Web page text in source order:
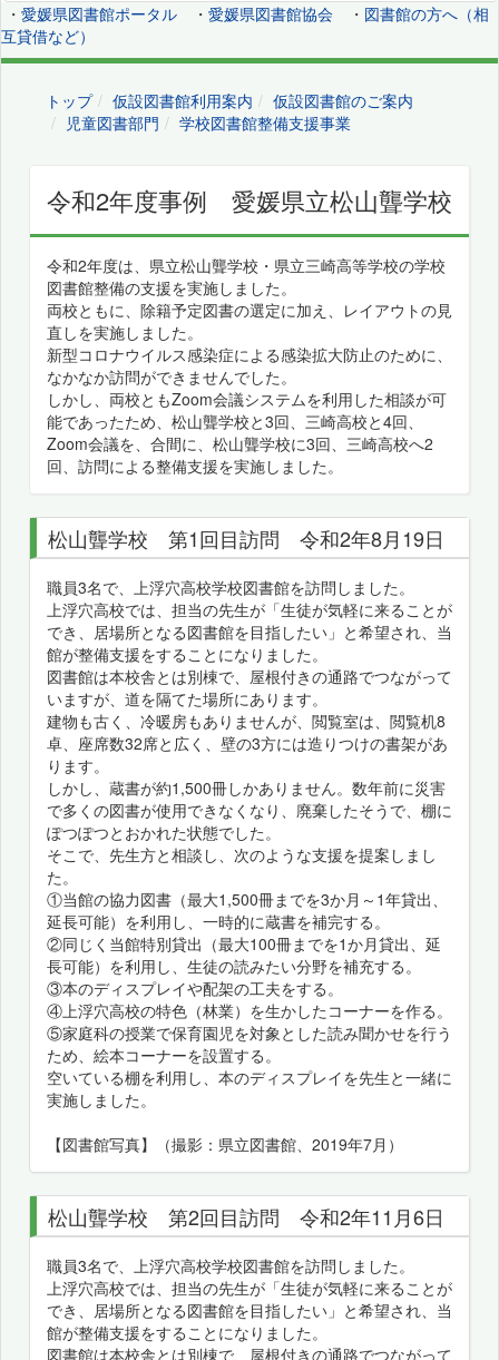
・ 愛媛県図書館ポータル ・ 愛媛県図書館協会 ・ 図書館の方へ（相
互貸借など）
トップ 仮設図書館利用案内
仮設図書館のご案内
児童図書部門
学校図書館整備支援事業
令和2年度事例 愛媛県立松山聾学校
令和2年度は、県立松山聾学校・県立三崎高等学校の学校
図書館整備の支援を実施しました。
両校ともに、除籍予定図書の選定に加え、レイアウトの見
直しを実施しました。
新型コロナウイルス感染症による感染拡大防止のために、
なかなか訪問ができませんでした。
しかし、両校ともZoom会議システムを利用した相談が可
能であったため、松山聾学校と3回、三崎高校と4回、
Zoom会議を、合間に、松山聾学校に3回、三崎高校へ2
回、訪問による整備支援を実施しました。
松山聾学校 第1回目訪問 令和2年8月19日
職員3名で、上浮穴高校学校図書館を訪問しました。
上浮穴高校では、担当の先生が「生徒が気軽に来ることが
でき、居場所となる図書館を目指したい」と希望され、当
館が整備支援をすることになりました。
図書館は本校舎とは別棟で、屋根付きの通路でつながって
いますが、道を隔てた場所にあります。
建物も古く、冷暖房もありませんが、閲覧室は、閲覧机8
卓、座席数32席と広く、壁の3方には造りつけの書架があ
ります。
しかし、蔵書が約1,500冊しかありません。数年前に災害
で多くの図書が使用できなくなり、廃棄したそうで、棚に
ぽつぽつとおかれた状態でした。
そこで、先生方と相談し、次のような支援を提案しまし
た。
①当館の協力図書（最大1,500冊までを3か月～1年貸出、
延長可能）を利用し、一時的に蔵書を補完する。
②同じく当館特別貸出（最大100冊までを1か月貸出、延
長可能）を利用し、生徒の読みたい分野を補充する。
③本のディスプレイや配架の工夫をする。
④上浮穴高校の特色（林業）を生かしたコーナーを作る。
⑤家庭科の授業で保育園児を対象とした読み聞かせを行う
ため、絵本コーナーを設置する。
空いている棚を利用し、本のディスプレイを先生と一緒に
実施しました。
【図書館写真】（撮影：県立図書館、2019年7月）
松山聾学校 第2回目訪問 令和2年11月6日
職員3名で、上浮穴高校学校図書館を訪問しました。
上浮穴高校では、担当の先生が「生徒が気軽に来ることが
でき、居場所となる図書館を目指したい」と希望され、当
館が整備支援をすることになりました。
図書館は本校舎とは別棟で、屋根付きの通路でつながって